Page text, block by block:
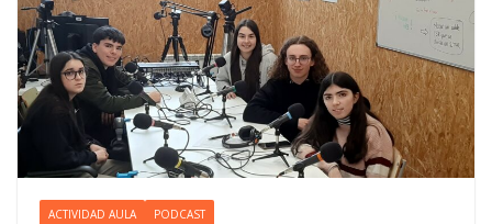
ACTIVIDAD AULA PODCAST